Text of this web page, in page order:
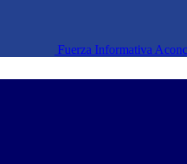
Fuerza Informativa